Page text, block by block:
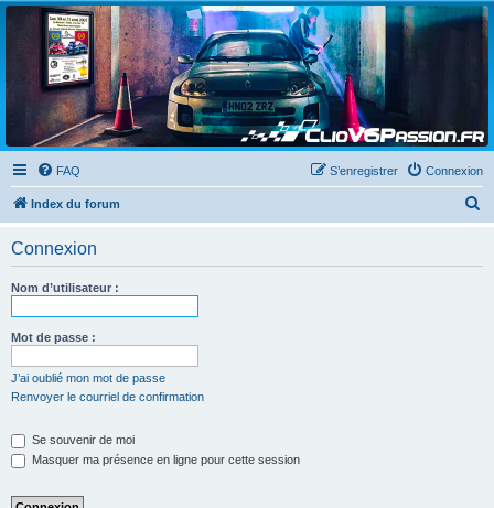
Clio V6 Passion
Le site français des passionnés de Clio V6
FAQ Connexion
S’enregistrer
Index du forum
Connexion
Nom d’utilisateur :
Mot de passe :
J’ai oublié mon mot de passe
Renvoyer le courriel de confirmation
Se souvenir de moi
Masquer ma présence en ligne pour cette session